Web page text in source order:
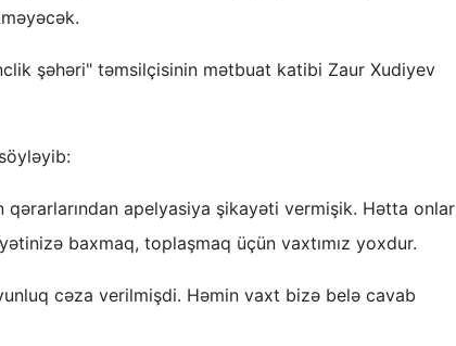
şəhəri" təmsilçisinin mətbuat katibi Zaur Xudiyev
apelyasiya şikayəti vermişik. Hətta onlar
baxmaq, toplaşmaq üçün vaxtımız yoxdur.
cəza verilmişdi. Həmin vaxt bizə belə cavab